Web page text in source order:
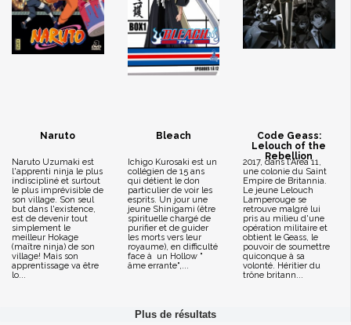
Naruto
Naruto Uzumaki est
l'apprenti ninja le plus
indiscipliné et surtout
le plus imprévisible de
son village. Son seul
but dans l'existence,
est de devenir tout
simplement le
meilleur Hokage
(maître ninja) de son
village! Mais son
apprentissage va être
lo...
Bleach
Ichigo Kurosaki est un
collégien de 15 ans
qui détient le don
particulier de voir les
esprits. Un jour une
jeune Shinigami (être
spirituelle chargé de
purifier et de guider
les morts vers leur
royaume), en difficulté
face à un Hollow "
âme errante",...
Code Geass:
Lelouch of the
Rebellion
2017, dans l'Area 11,
une colonie du Saint
Empire de Britannia.
Le jeune Lelouch
Lamperouge se
retrouve malgré lui
pris au milieu d'une
opération militaire et
obtient le Geass, le
pouvoir de soumettre
quiconque à sa
volonté. Héritier du
trône britann...